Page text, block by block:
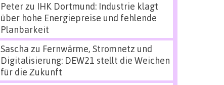
Peterzu IHK Dortmund: Industrie klagt
über hohe Energiepreise und fehlende
Planbarkeit
Sascha zu Fernwärme, Stromnetz und
Digitalisierung: DEW21 stellt die Weichen
für die Zukunft